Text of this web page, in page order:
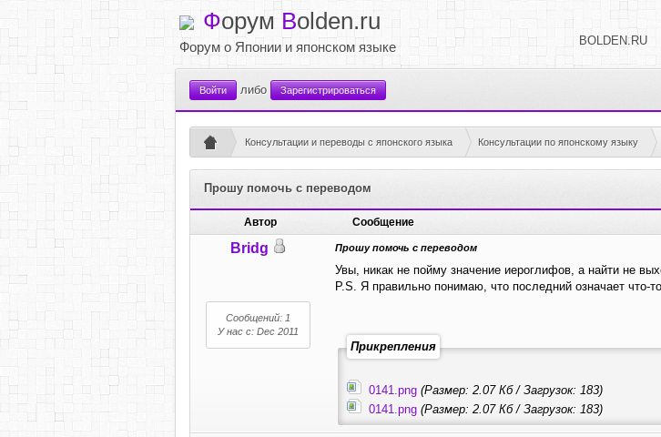
Форум Bolden.ru
Форум о Японии и японском языке BOLDEN.RU
Войти либо Зарегистрироваться
Консультации и переводы с японского языка Консультации по японскому языку
Прошу помочь с переводом
Автор Сообщение
Bridg
Сообщений: 1
У нас с: Dec 2011
Прошу помочь с переводом
Увы, никак не пойму значение иероглифов, а найти не
P.S. Я правильно понимаю, что последний означает что-
Прикрепления
0141.png(Размер: 2.07 Кб / Загрузок: 183)
0141.png(Размер: 2.07 Кб / Загрузок: 183)